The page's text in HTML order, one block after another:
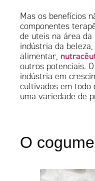
Mas os benefícios
componentes
de uteis na área
indústria da
alimentar,
outros potenciais.
indústria em
cultivados em todo
uma variedade de
O